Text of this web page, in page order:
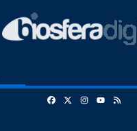
FacebookInstagram